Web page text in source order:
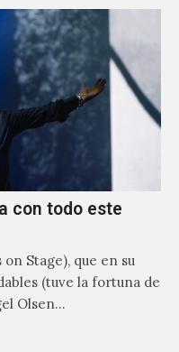
con todo este
on Stage), que en su
(tuve la fortuna de
Olsen…